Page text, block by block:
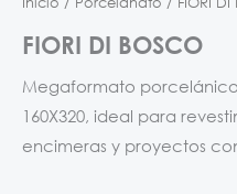
FIORI DI BOSCO
Megaformato
160X320, ideal para
encimeras y proyectos